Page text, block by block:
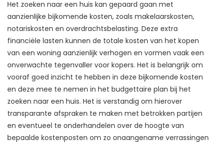
Het zoeken naar een huis kan gepaard gaan met
aanzienlijke bijkomende kosten, zoals makelaarskosten,
notariskosten en overdrachtsbelasting. Deze extra
financiële lasten kunnen de totale kosten van het kopen
van een woning aanzienlijk verhogen en vormen vaak een
onverwachte tegenvaller voor kopers. Het is belangrijk om
vooraf goed inzicht te hebben in deze bijkomende kosten
en deze mee te nemen in het budgettaire plan bij het
zoeken naar een huis. Het is verstandig om hierover
transparante afspraken te maken met betrokken partijen
en eventueel te onderhandelen over de hoogte van
bepaalde kostenposten om zo onaangename verrassingen